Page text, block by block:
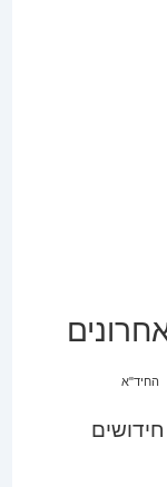
החיד"א
חידושים